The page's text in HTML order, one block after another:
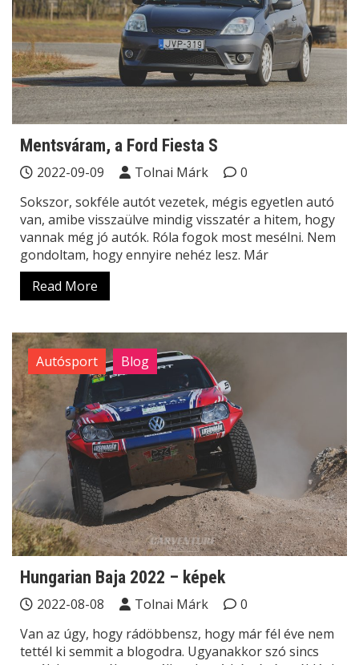
Mentsváram, a Ford Fiesta S
2022-09-09 Tolnai Márk
0
Sokszor, sokféle autót vezetek, mégis egyetlen autó
van, amibe visszaülve mindig visszatér a hitem, hogy
vannak még jó autók. Róla fogok most mesélni. Nem
gondoltam, hogy ennyire nehéz lesz. Már
Read More
Autósport Blog
Hungarian Baja 2022 – képek
2022-08-08 Tolnai Márk
0
Van az úgy, hogy rádöbbensz, hogy már fél éve nem
tettél ki semmit a blogodra. Ugyanakkor szó sincs